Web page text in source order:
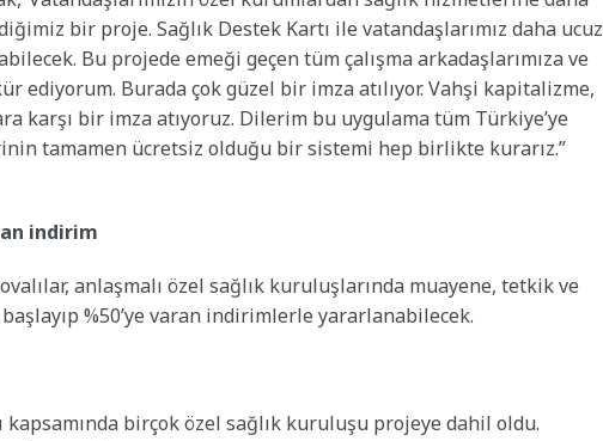
bir proje. Sağlık Destek Kartı ile vatandaşlarımız daha ucuz
Bu projede emeği geçen tüm çalışma arkadaşlarımıza ve
ediyorum. Burada çok güzel bir imza atılıyor. Vahşi kapitalizme,
karşı bir imza atıyoruz. Dilerim bu uygulama tüm Türkiye’ye
tamamen ücretsiz olduğu bir sistemi hep birlikte kurarız.”
indirim
anlaşmalı özel sağlık kuruluşlarında muayene, tetkik ve
%50’ye varan indirimlerle yararlanabilecek.
kapsamında birçok özel sağlık kuruluşu projeye dahil oldu.